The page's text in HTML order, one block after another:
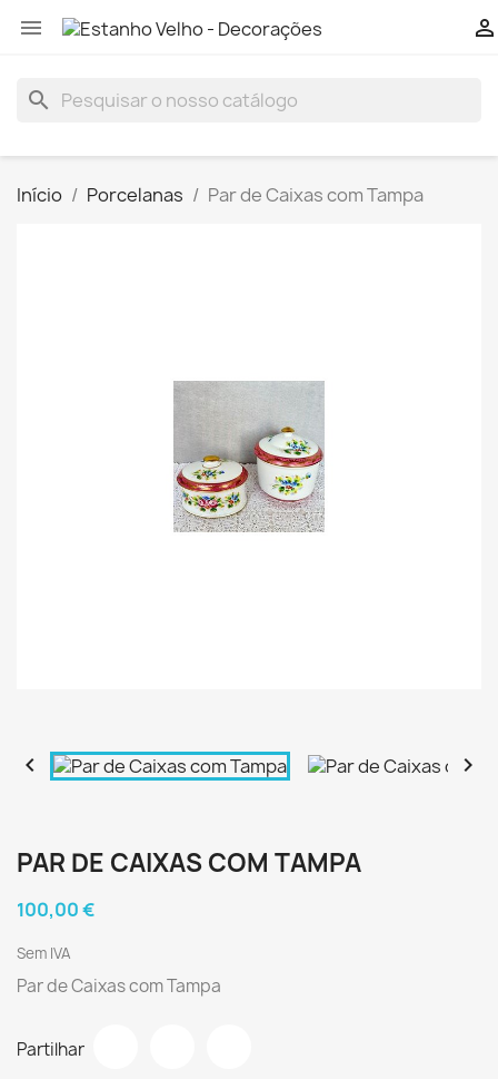
 
search
Início Porcelanas Par de Caixas com Tampa
 
PAR DE CAIXAS COM TAMPA
100,00 €
Sem IVA
Par de Caixas com Tampa
Partilhar